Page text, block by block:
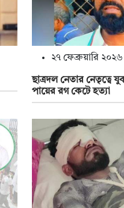
২৭ ফেব্রুয়ারি ২০২৬
ছাত্রদল নেতার নেতৃত্বে
পায়ের রগ কেটে হত্যা